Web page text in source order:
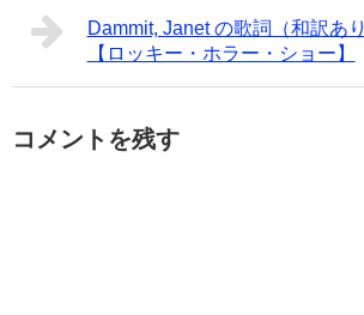
Dammit, Janet の歌詞（和訳あ
【ロッキー・ホラー・ショー】
コメントを残す